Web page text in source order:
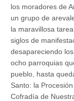
los moradores de
un grupo de
la maravillosa
siglos de
desapareciendo
ocho parroquias
pueblo, hasta
Santo: la
Cofradía de